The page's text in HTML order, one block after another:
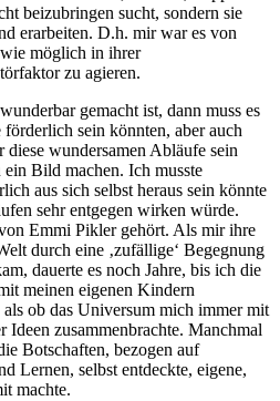
beizubringen sucht, sondern sie
erarbeiten. D.h. mir war es von
möglich in ihrer
zu agieren.
gemacht ist, dann muss es
sein könnten, aber auch
wundersamen Abläufe sein
ein Bild machen. Ich musste
aus sich selbst heraus sein könnte
sehr entgegen wirken würde.
Emmi Pikler gehört. Als mir ihre
durch eine ‚zufällige‘ Begegnung
dauerte es noch Jahre, bis ich die
meinen eigenen Kindern
ob das Universum mich immer mit
Ideen zusammenbrachte. Manchmal
Botschaften, bezogen auf
Lernen, selbst entdeckte, eigene,
machte.